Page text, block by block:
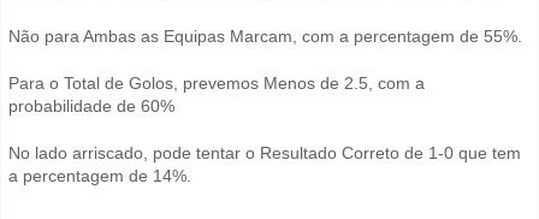
Não para Ambas as Equipas Marcam, com a percentagem de 55%.
Para o Total de Golos, prevemos Menos de 2.5, com a
probabilidade de 60%
No lado arriscado, pode tentar o Resultado Correto de 1-0 que tem
a percentagem de 14%.